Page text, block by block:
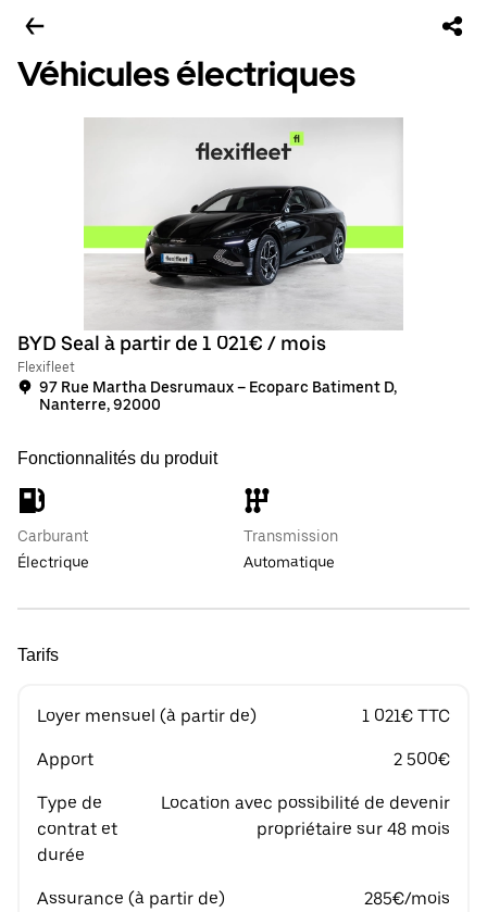
Véhicules électriques
BYD Seal à partir de 1 021€ / mois
Flexifleet
97 Rue Martha Desrumaux – Ecoparc Batiment D,
Nanterre, 92000
Fonctionnalités du produit
Carburant
Électrique
Transmission
Automatique
Tarifs
Loyer mensuel (à partir de) 1 021€ TTC
Apport 2 500€
Type de
contrat et
durée
Location avec possibilité de devenir
propriétaire sur 48 mois
Assurance (à partir de) 285€/mois